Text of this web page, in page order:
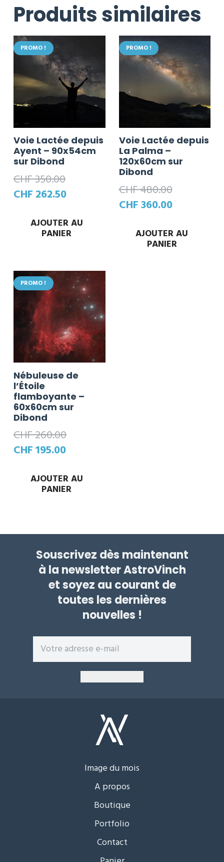
Produits similaires
PROMO !
Voie Lactée depuis
Ayent – 90x54cm
sur Dibond
CHF350.00
Le
initial
CHF 262.50Le
actuel
est :
AJOUTER AU
PANIER
PROMO !
Voie Lactée depuis
La Palma –
120x60cm sur
Dibond
CHF480.00
Le
initial
CHF360.00Le
actuel
est :
AJOUTER AU
PANIER
PROMO !
Nébuleuse de
l’Étoile
flamboyante –
60x60cm sur
Dibond
CHF260.00
Le
initial
CHF195.00Le
actuel
est :
AJOUTER AU
PANIER
Souscrivez dès maintenant
à la newsletter AstroVinch
et soyez au courant de
toutes les dernières
nouvelles !
Image du mois
A propos
Boutique
Portfolio
Contact